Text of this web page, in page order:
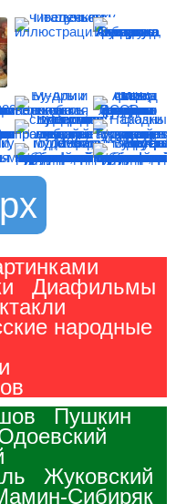
Диафильмы
народные
Пушкин
Жуковский
Сибиряк